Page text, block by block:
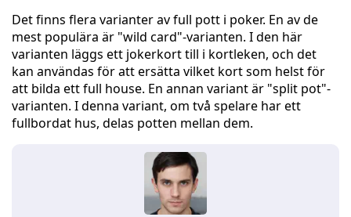
Det finns flera varianter av full pott i poker. En av de
mest populära är "wild card"-varianten. I den här
varianten läggs ett jokerkort till i kortleken, och det
kan användas för att ersätta vilket kort som helst för
att bilda ett full house. En annan variant är "split pot"-
varianten. I denna variant, om två spelare har ett
fullbordat hus, delas potten mellan dem.